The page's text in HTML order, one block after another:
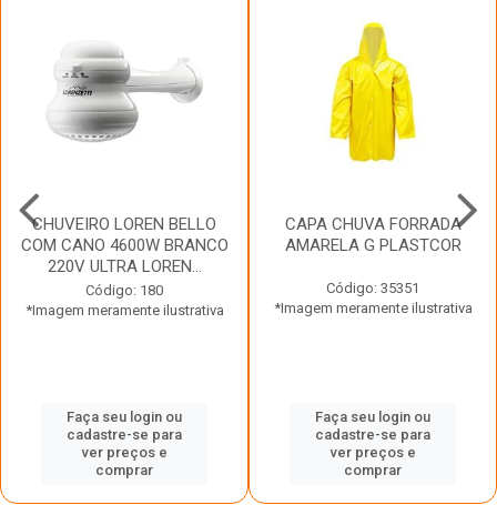
CHUVEIRO LOREN BELLO
COM CANO 4600W BRANCO
220V ULTRA LOREN...
Código: 180
*Imagem meramente ilustrativa
Faça seu login ou
cadastre-se para
ver preços e
comprar
CAPA CHUVA FORRADA
AMARELA G PLASTCOR
Código: 35351
*Imagem meramente ilustrativa
Faça seu login ou
cadastre-se para
ver preços e
comprar